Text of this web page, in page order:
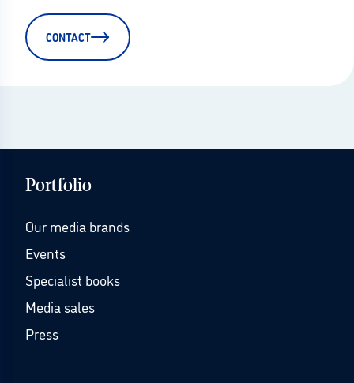
CONTACT
Portfolio
Our media brands
Events
Specialist books
Media sales
Press